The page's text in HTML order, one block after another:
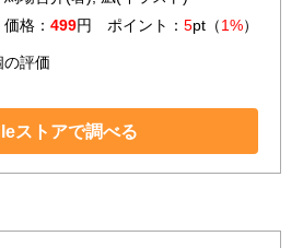
価格： 499円 ポイント： 5pt（1%）
の評価
ストアで調べる